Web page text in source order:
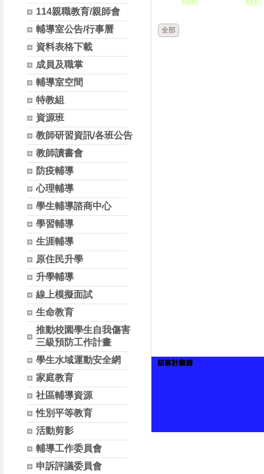
114親職教育/親師會
輔導室公告/行事曆
資料表格下載
成員及職掌
輔導室空間
特教組
資源班
教師研習資訊/各班公告
教師讀書會
防疫輔導
心理輔導
學生輔導諮商中心
學習輔導
生涯輔導
原住民升學
升學輔導
線上模擬面試
生命教育
推動校園學生自我傷害
三級預防工作計畫
學生水域運動安全網
家庭教育
社區輔導資源
性別平等教育
活動剪影
輔導工作委員會
申訴評議委員會
全部